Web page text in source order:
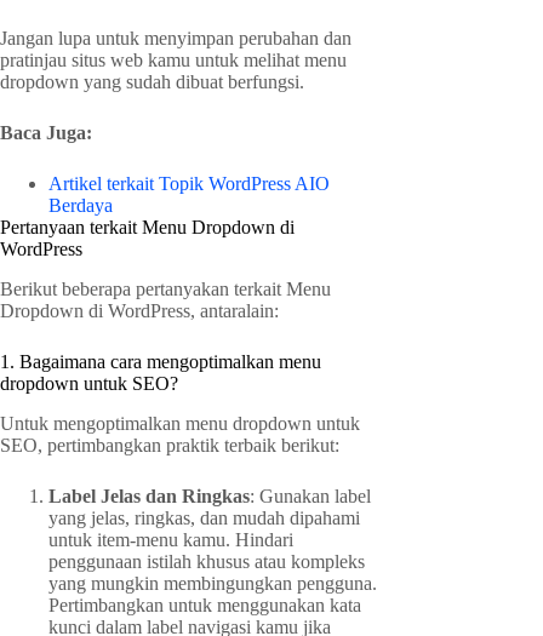
Jangan lupa untuk menyimpan perubahan dan
pratinjau situs web kamu untuk melihat menu
dropdown yang sudah dibuat berfungsi.
Baca Juga:
Artikel terkait Topik WordPress AIO
Berdaya
Pertanyaan terkait Menu Dropdown di
WordPress
Berikut beberapa pertanyakan terkait Menu
Dropdown di WordPress, antaralain:
1. Bagaimana cara mengoptimalkan menu
dropdown untuk SEO?
Untuk mengoptimalkan menu dropdown untuk
SEO, pertimbangkan praktik terbaik berikut:
Label Jelas dan Ringkas: Gunakan label
yang jelas, ringkas, dan mudah dipahami
untuk item-menu kamu. Hindari
penggunaan istilah khusus atau kompleks
yang mungkin membingungkan pengguna.
Pertimbangkan untuk menggunakan kata
kunci dalam label navigasi kamu jika